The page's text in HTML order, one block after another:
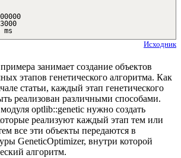
Исходник
занимает создание объектов
этапов генетического алгоритма. Как
статьи, каждый этап генетического
реализован различными способами.
optlib::genetic нужно создать
реализуют каждый этап тем или
все эти объекты передаются в
GeneticOptimizer, внутри которой
алгоритм.